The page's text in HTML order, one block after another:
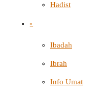
Hadist
-
Ibadah
Ibrah
Info Umat